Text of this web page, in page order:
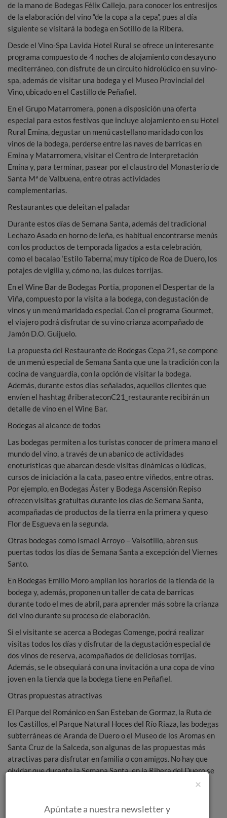
de la mano de Bodegas Félix Callejo, para conocer los entresijos
de la elaboración del vino “de la copa a la cepa”, pues al día
siguiente se visitará la bodega en Sotillo de la Ribera.
Desde el Vino-Spa Lavida Hotel Rural se ofrece un interesante
programa compuesto de 4 noches de alojamiento con desayuno
mediterráneo, con disfrute de un circuito hidrolúdico en su vino-
spa, además de visitar una bodega y el Museo Provincial del
Vino, ubicado en el Castillo de Peñafiel.
En el Grupo Matarromera, ponen a disposición una oferta
especial para estos festivos que incluye alojamiento en su Hotel
Rural Emina, degustar un menú castellano maridado con los
vinos de la bodega, perderse entre las naves de barricas en
Emina y Matarromera, visitar el Centro de Interpretación
Emina y, para terminar, pasear por el claustro del Monasterio de
Santa Mª de Valbuena, entre otras actividades
complementarias.
Restaurantes que deleitan el paladar
Durante estos días de Semana Santa, además del tradicional
Lechazo Asado en horno de leña, es habitual encontrarse menús
con los productos de temporada ligados a esta celebración,
como el bacalao ‘Estilo Taberna’, muy típico de Roa de Duero, los
potajes de vigilia y, cómo no, las dulces torrijas.
En el Wine Bar de Bodegas Portia, proponen el Despertar de la
Viña, compuesto por la visita a la bodega, con degustación de
vinos y un menú maridado especial. Con el programa Gourmet,
el viajero podrá disfrutar de su vino crianza acompañado de
Jamón D.O. Guijuelo.
La propuesta del Restaurante de Bodegas Cepa 21, se compone
de un menú especial de Semana Santa que une la tradición con la
cocina de vanguardia, con la opción de visitar la bodega.
Además, durante estos días señalados, aquellos clientes que
envíen el hashtag #riberateconC21_restaurante recibirán un
detalle de vino en el Wine Bar.
Bodegas al alcance de todos
Las bodegas permiten a los turistas conocer de primera mano el
mundo del vino, a través de un abanico de actividades
enoturísticas que abarcan desde visitas dinámicas o lúdicas,
cursos de iniciación a la cata, paseo entre viñedos, entre otras.
Por ejemplo, en Bodegas Áster y Bodega Ascensión Repiso
ofrecen visitas gratuitas durante los días de Semana Santa,
acompañadas de productos de la tierra en la primera y queso
Flor de Esgueva en la segunda.
Otras bodegas como Ismael Arroyo – Valsotillo, abren sus
puertas todos los días de Semana Santa a excepción del Viernes
Santo.
En Bodegas Emilio Moro amplían los horarios de la tienda de la
bodega y, además, proponen un taller de cata de barricas
durante todo el mes de abril, para aprender más sobre la crianza
del vino durante su proceso de elaboración.
Si el visitante se acerca a Bodegas Comenge, podrá realizar
visitas todos los días y disfrutar de la degustación especial de
dos vinos de reserva, acompañados de deliciosas torrijas.
Además, se le obsequiará con una invitación a una copa de vino
joven en la tienda que la bodega tiene en Peñafiel.
Otras propuestas atractivas
El Parque del Románico en San Esteban de Gormaz, la Ruta de
los Castillos, el Parque Natural Hoces del Río Riaza, las bodegas
subterráneas de Aranda de Duero o el Museo de los Aromas en
Santa Cruz de la Salceda, son algunas de las propuestas más
atractivas para disfrutar en familia o con amigos. No hay que
olvidar que durante la Semana Santa, en la Ribera del Duero se
Aranda de Duero, la Procesión del Silencio con el Canto de los
×
Apúntate a nuestra newsletter y